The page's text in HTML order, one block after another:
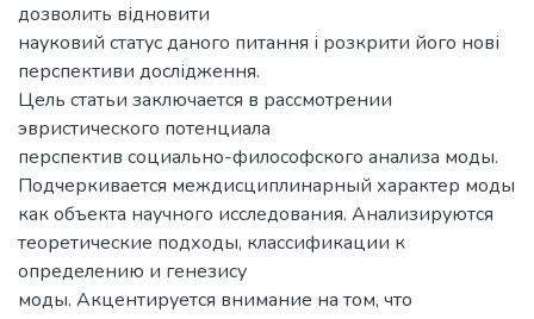
дозволить відновити
науковий статус даного питання і розкрити його нові
перспективи дослідження.
Цель статьи заключается в рассмотрении
эвристического потенциала
перспектив социально-философского анализа моды.
Подчеркивается междисциплинарный характер моды
как объекта научного исследования. Анализируются
теоретические подходы, классификации к
определению и генезису
моды. Акцентируется внимание на том, что